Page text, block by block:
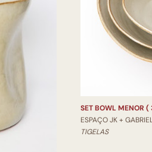
SET BOWL MENOR (
ESPAÇO JK +
TIGELAS